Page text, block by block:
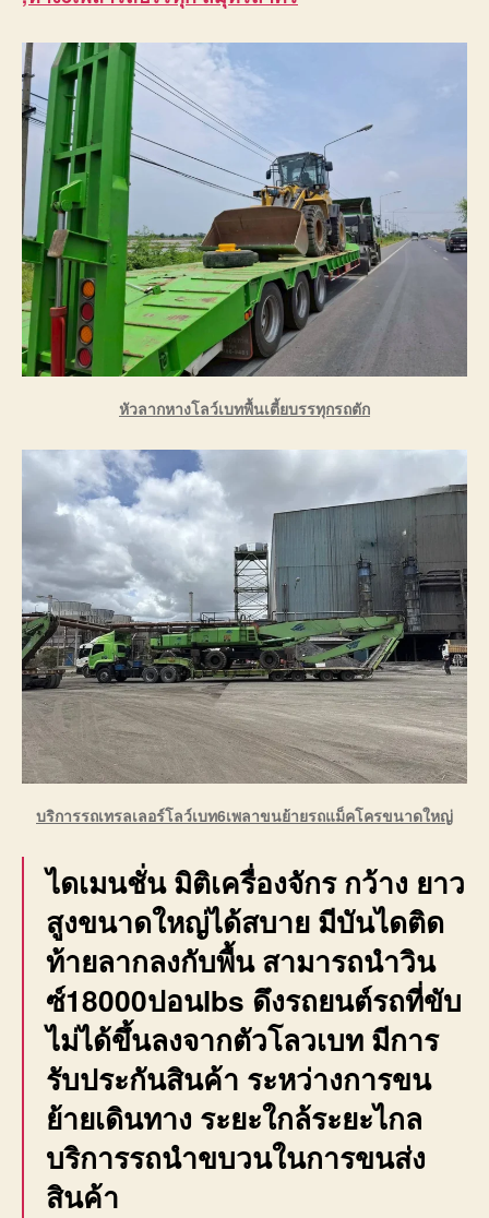
หัวลากหางโลว์เบทพื้นเตี้ยบรรทุกรถตัก
บริการรถเทรลเลอร์โลว์เบท6เพลาขนย้ายรถแม็คโครขนาดใหญ่
ไดเมนชั่น มิติเครื่องจักร กว้าง ยาว
สูงขนาดใหญ่ได้สบาย มีบันไดติด
ท้ายลากลงกับพื้น สามารถนำวิน
ซ์18000ปอนlbs ดึงรถยนต์รถที่ขับ
ไม่ได้ขึ้นลงจากตัวโลวเบท มีการ
รับประกันสินค้า ระหว่างการขน
ย้ายเดินทาง ระยะใกล้ระยะไกล
บริการรถนำขบวนในการขนส่ง
สินค้า